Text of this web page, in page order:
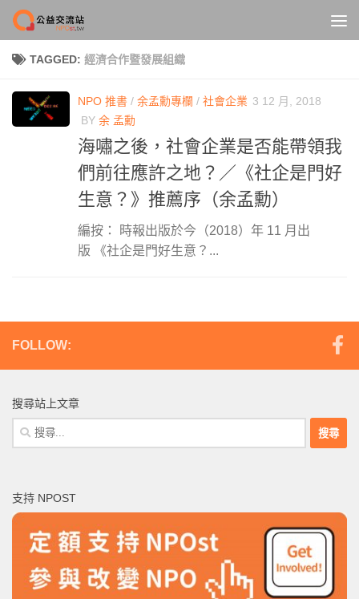
Skip to content
TAGGED: 經濟合作暨發展組織
NPO 推書 / 余孟勳專欄 / 社會企業 3 12 月, 2018
BY 余 孟勳
海嘯之後，社會企業是否能帶領我
們前往應許之地？／《社企是門好
生意？》推薦序（余孟勳）
編按： 時報出版於今（2018）年 11 月出
版 《社企是門好生意？...
FOLLOW:
搜尋站上文章
搜
尋
字:
支持 NPOST